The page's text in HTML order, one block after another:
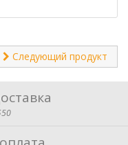
Следующий продукт